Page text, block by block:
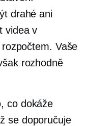
drahé ani
videa v
Vaše
rozhodně
co dokáže
se doporučuje